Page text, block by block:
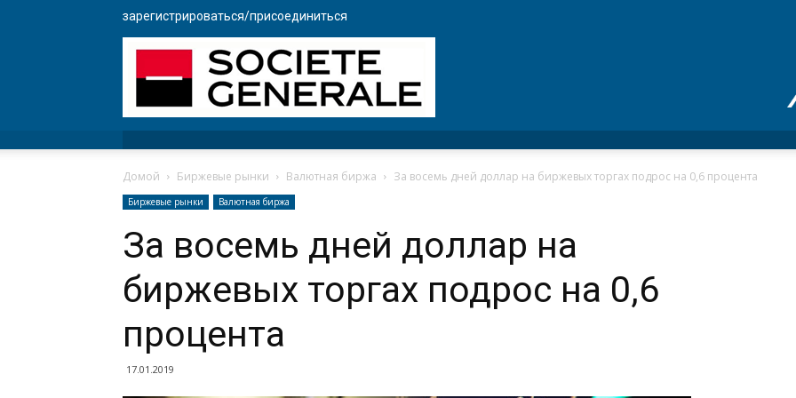
зарегистрироваться/присоединиться
Домой Биржевые рынки Валютная биржа За восемь дней доллар на биржевых торгах подрос на 0,6 процента
Биржевые рынки Валютная биржа
За восемь дней доллар на
биржевых торгах подрос на 0,6
процента
17.01.2019